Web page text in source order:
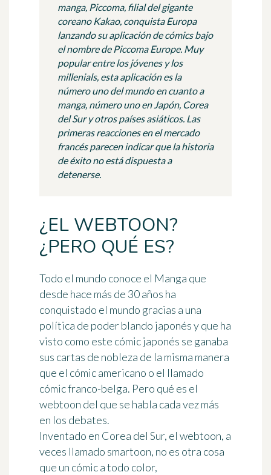
manga, Piccoma, filial del gigante
coreano Kakao, conquista Europa
lanzando su aplicación de cómics bajo
el nombre de Piccoma Europe. Muy
popular entre los jóvenes y los
millenials, esta aplicación es la
número uno del mundo en cuanto a
manga, número uno en Japón, Corea
del Sur y otros países asiáticos. Las
primeras reacciones en el mercado
francés parecen indicar que la historia
de éxito no está dispuesta a
detenerse.
¿EL WEBTOON?
¿PERO QUÉ ES?
Todo el mundo conoce el Manga que
desde hace más de 30 años ha
conquistado el mundo gracias a una
política de poder blando japonésy que ha
visto como este cómic japonés se ganaba
sus cartas de nobleza de la misma manera
que el cómic americano o el llamado
cómic franco-belga. Pero qué es el
webtoon del que se habla cada vez más
en los debates.
Inventado en Corea del Sur, el webtoon, a
veces llamado smartoon, no es otra cosa
que un cómic a todo color,